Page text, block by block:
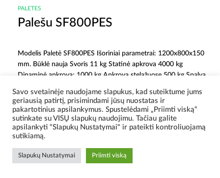
PALETES
Palešu SF800PES
Modelis Paletė SF800PES Išoriniai parametrai: 1200x800x150
mm. Būklė nauja Svoris 11 kg Statinė apkrova 4000 kg
Dinaminė apkrova: 1000 kg Apkrova stelažuose 500 kg Spalva
Rādīt tehniskos datus >
Savo svetainėje naudojame slapukus, kad suteiktume jums
geriausią patirtį, prisimindami jūsų nuostatas ir
pakartotinius apsilankymus. Spustelėdami „Priimti viską“
sutinkate su VISŲ slapukų naudojimu. Tačiau galite
apsilankyti "Slapukų Nustatymai" ir pateikti kontroliuojamą
sutikiamą.
Slapukų Nustatymai Priimti viską